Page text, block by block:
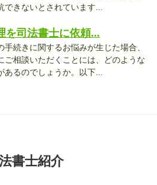
できないとされています...
を司法書士に依頼...
手続きに関するお悩みが生じた場合、
ご相談いただくことには、どのような
あるのでしょうか。以下...
書士紹介